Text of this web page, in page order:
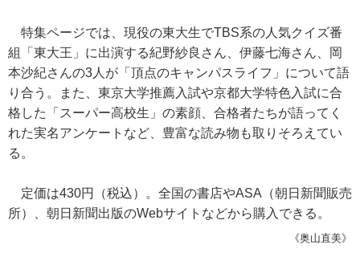
特集ページでは、現役の東大生でTBS系の人気クイズ番
組「東大王」に出演する紀野紗良さん、伊藤七海さん、岡
本沙紀さんの3人が「頂点のキャンパスライフ」について語
り合う。また、東京大学推薦入試や京都大学特色入試に合
格した「スーパー高校生」の素顔、合格者たちが語ってく
れた実名アンケートなど、豊富な読み物も取りそろえてい
る。
定価は430円（税込）。全国の書店やASA（朝日新聞販売
所）、朝日新聞出版のWebサイトなどから購入できる。
《奥山直美》